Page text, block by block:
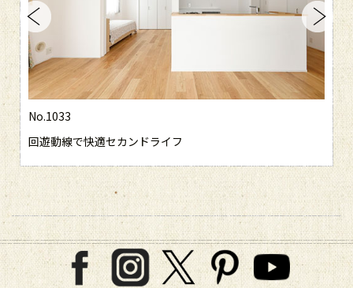
No.1033
回遊動線で快適セカンドライフ